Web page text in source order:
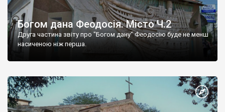
Богом дана Феодосія. Місто Ч.2
Друга частина звіту про "Богом дану" Феодосію буде не менш
насиченою ніж перша.